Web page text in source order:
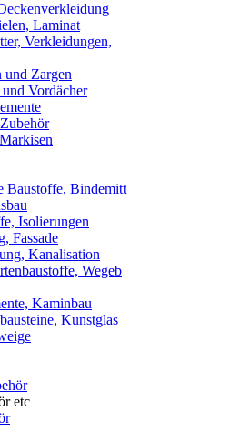
Laminat
Verkleidungen,
und Zargen
Vordächer
Baustoffe, Bindemitt
Isolierungen
Fassade
Kanalisation
Wegeb
Kaminbau
Kunstglas
etc